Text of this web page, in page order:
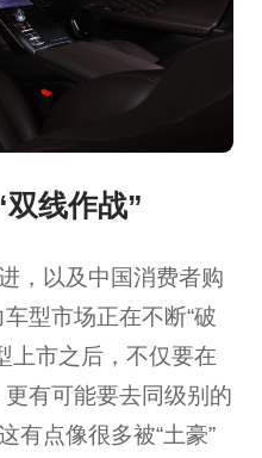
线作战”
，以及中国消费者购
型市场正在不断“破
上市之后，不仅要在
有可能要去同级别的
有点像很多被“土豪”